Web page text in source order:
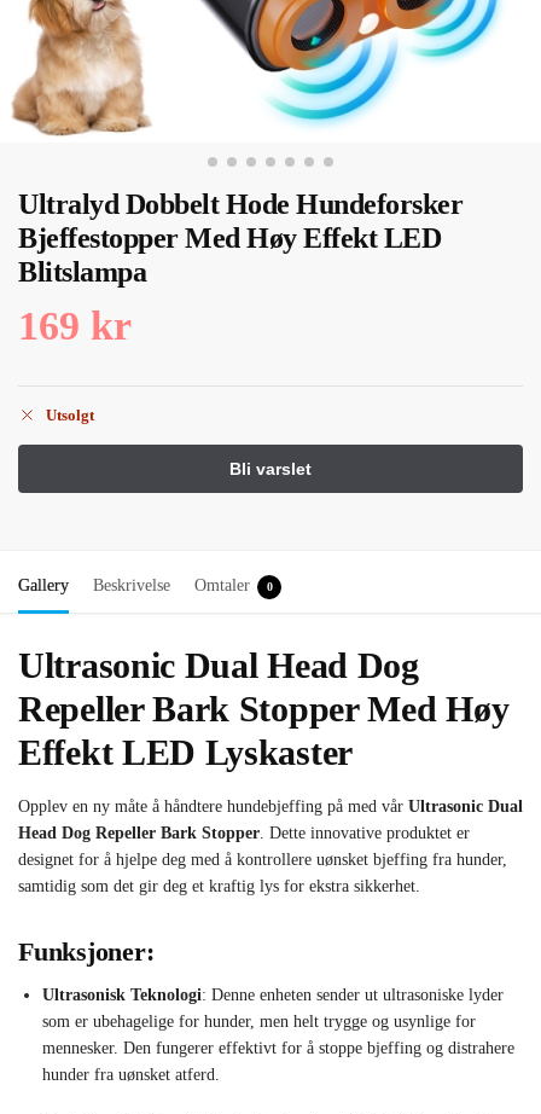
Ultralyd Dobbelt Hode Hundeforsker
Bjeffestopper Med Høy Effekt LED
Blitslampa
169 kr
Utsolgt
Gallery Beskrivelse Omtaler 0
Ultrasonic Dual Head Dog
Repeller Bark Stopper Med Høy
Effekt LED Lyskaster
Opplev en ny måte å håndtere hundebjeffing på med vår Ultrasonic Dual
Head Dog Repeller Bark Stopper. Dette innovative produktet er
designet for å hjelpe deg med å kontrollere uønsket bjeffing fra hunder,
samtidig som det gir deg et kraftig lys for ekstra sikkerhet.
Funksjoner:
Ultrasonisk Teknologi: Denne enheten sender ut ultrasoniske lyder
som er ubehagelige for hunder, men helt trygge og usynlige for
mennesker. Den fungerer effektivt for å stoppe bjeffing og distrahere
hunder fra uønsket atferd.